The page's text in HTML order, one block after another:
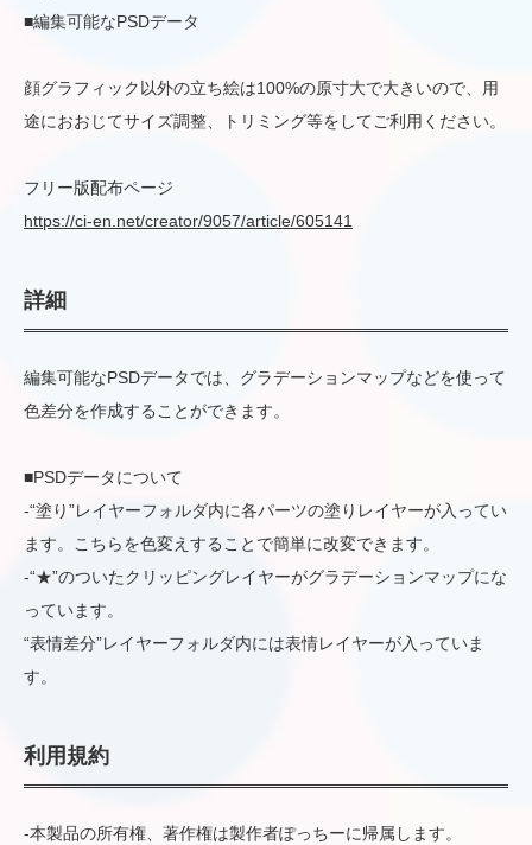
■編集可能なPSDデータ
顔グラフィック以外の立ち絵は100%の原寸大で大きいので、用
途におおじてサイズ調整、トリミング等をしてご利用ください。
フリー版配布ページ
https://ci-en.net/creator/9057/article/605141
詳細
編集可能なPSDデータでは、グラデーションマップなどを使って
色差分を作成することができます。
■PSDデータについて
-“塗り”レイヤーフォルダ内に各パーツの塗りレイヤーが入ってい
ます。こちらを色変えすることで簡単に改変できます。
-“★”のついたクリッピングレイヤーがグラデーションマップにな
っています。
“表情差分”レイヤーフォルダ内には表情レイヤーが入っていま
す。
利用規約
-本製品の所有権、著作権は製作者ぽっちーに帰属します。